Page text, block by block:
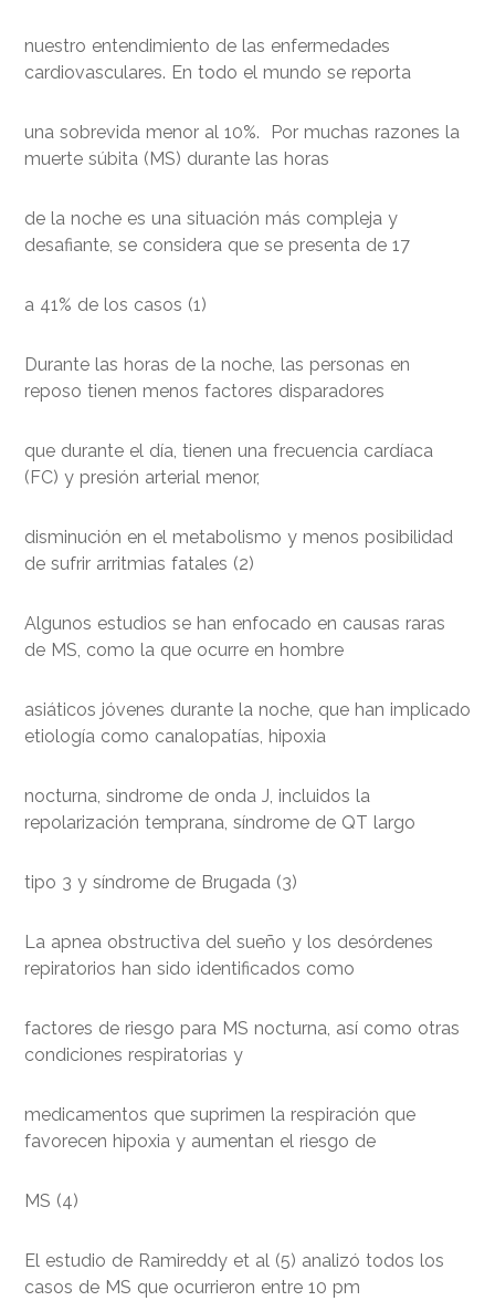
nuestro entendimiento de las enfermedades
cardiovasculares. En todo el mundo se reporta
una sobrevida menor al 10%. Por muchas razones la
muerte súbita (MS) durante las horas
de la noche es una situación más compleja y
desafiante, se considera que se presenta de 17
a 41% de los casos (1)
Durante las horas de la noche, las personas en
reposo tienen menos factores disparadores
que durante el día, tienen una frecuencia cardíaca
(FC) y presión arterial menor,
disminución en el metabolismo y menos posibilidad
de sufrir arritmias fatales (2)
Algunos estudios se han enfocado en causas raras
de MS, como la que ocurre en hombre
asiáticos jóvenes durante la noche, que han implicado
etiología como canalopatías, hipoxia
nocturna, sindrome de onda J, incluidos la
repolarización temprana, síndrome de QT largo
tipo 3 y síndrome de Brugada (3)
La apnea obstructiva del sueño y los desórdenes
repiratorios han sido identificados como
factores de riesgo para MS nocturna, así como otras
condiciones respiratorias y
medicamentos que suprimen la respiración que
favorecen hipoxia y aumentan el riesgo de
MS (4)
El estudio de Ramireddy et al (5) analizó todos los
casos de MS que ocurrieron entre 10 pm